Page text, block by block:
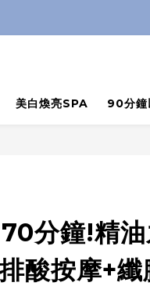
美白煥亮SPA 90分鐘
分鐘!精
酸按摩+纖